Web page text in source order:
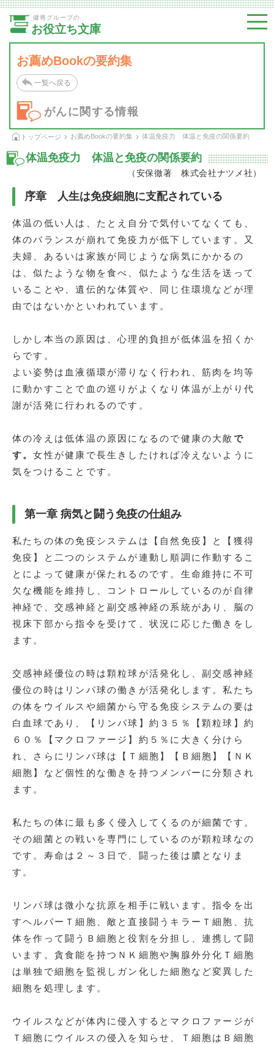
健将グループの
お役立ち文庫
お薦めBookの要約集
一覧へ戻る
がんに関する情報
トップページ お薦めBookの要約集 体温免疫力 体温と免疫の関係要約
体温免疫力 体温と免疫の関係要約
（安保徹著 株式会社ナツメ社）
序章 人生は免疫細胞に支配されている
体温の低い人は、たとえ自分で気付いてなくても、
体のバランスが崩れて免疫力が低下しています。又
夫婦、あるいは家族が同じような病気にかかるの
は、似たような物を食べ、似たような生活を送って
いることや、遺伝的な体質や、同じ住環境などが理
由ではないかといわれています。
しかし本当の原因は、心理的負担が低体温を招くか
らです。
よい姿勢は血液循環が滞りなく行われ、筋肉を均等
に動かすことで血の巡りがよくなり体温が上がり代
謝が活発に行われるのです。
体の冷えは低体温の原因になるので健康の大敵で
す。女性が健康で長生きしたければ冷えないように
気をつけることです。
第一章 病気と闘う免疫の仕組み
私たちの体の免疫システムは【自然免疫】と【獲得
免疫】と二つのシステムが連動し順調に作動するこ
とによって健康が保たれるのです。生命維持に不可
欠な機能を維持し、コントロールしているのが自律
神経で、交感神経と副交感神経の系統があり、脳の
視床下部から指令を受けて、状況に応じた働きをし
ます。
交感神経優位の時は顆粒球が活発化し、副交感神経
優位の時はリンパ球の働きが活発化します。私たち
の体をウイルスや細菌から守る免疫システムの要は
白血球であり、【リンパ球】約３５％【顆粒球】約
６０％【マクロファージ】約５％に大きく分けら
れ、さらにリンパ球は【Ｔ細胞】【Ｂ細胞】【ＮＫ
細胞】など個性的な働きを持つメンバーに分類され
ます。
私たちの体に最も多く侵入してくるのが細菌です。
その細菌との戦いを専門にしているのが顆粒球なの
です。寿命は２～３日で、闘った後は膿となりま
す。
リンパ球は微小な抗原を相手に戦います。指令を出
すヘルパーＴ細胞、敵と直接闘うキラーＴ細胞、抗
体を作って闘うＢ細胞と役割を分担し、連携して闘
います。貪食能を持つＮＫ細胞や胸腺外分化Ｔ細胞
は単独で細胞を監視しガン化した細胞など変異した
細胞を処理します。
ウイルスなどが体内に侵入するとマクロファージが
Ｔ細胞にウイルスの侵入を知らせ、Ｔ細胞はＢ細胞